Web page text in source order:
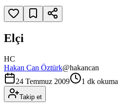
Elçi
HC
Hakan Can Öztürk@hakancan
24 Temmuz 2009
1 dk okuma
Takip et